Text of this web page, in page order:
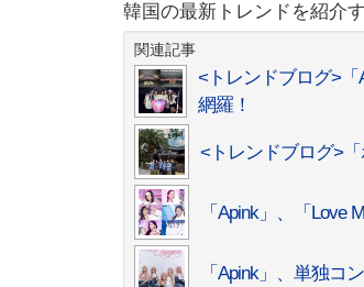
韓国の最新トレンドを紹介
関連記事
<トレンドブログ>
網羅！
<トレンドブログ>
「Apink」、「
「Apink」、単独